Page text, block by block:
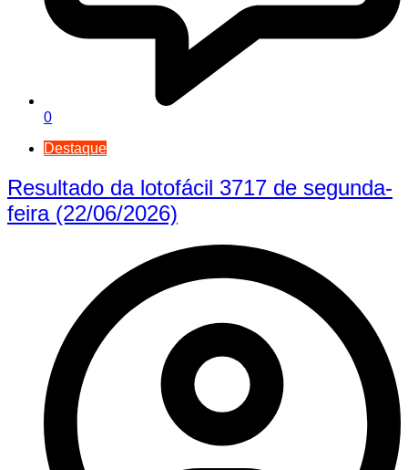
0
Destaque
Resultado da lotofácil 3717 de segunda-
feira (22/06/2026)